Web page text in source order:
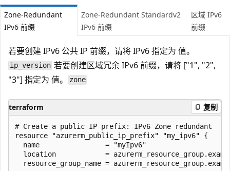
Zone-Redundant
IPv6 前缀
Zone-Redundant Standardv2
IPv6 前缀
区域 IPv6
前缀
若要创建 IPv6 公共 IP 前缀，请将 IPv6 指定为 值。
ip_version 若要创建区域冗余 IPv6 前缀，请将 ["1", "2",
"3"] 指定为 值。 zone
terraform 复制
# Create a public IP prefix: IPv6 Zone redundant
resource "azurerm_public_ip_prefix" "my_ipv6" {
  name                = "myIpv6"
location            =
resource_group_name =